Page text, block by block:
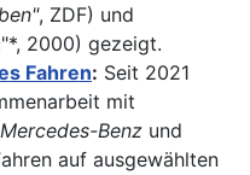
, ZDF) und
2000) gezeigt.
Fahren: Seit 2021
mit
Mercedes-Benz und
auf ausgewählten